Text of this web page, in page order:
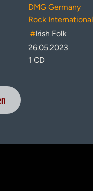
DMG Germany
Rock International
#Irish Folk
26.05.2023
1 CD